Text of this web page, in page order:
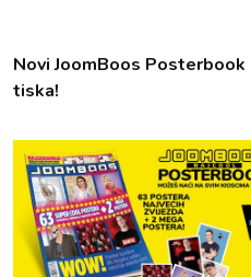
Novi JoomBoos
tiska!